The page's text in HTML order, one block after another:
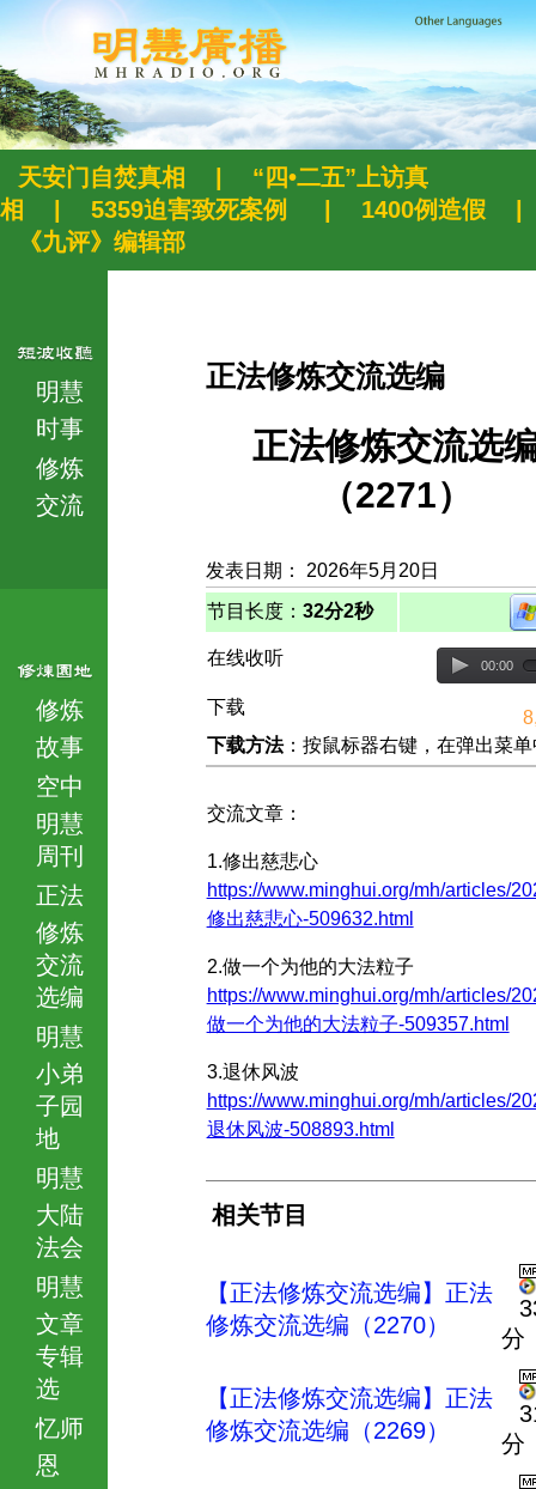
天安门自焚真相
“四•二五”上访真
相
5359迫害致死案例 1400例造假
《九评》编辑部
明慧
时事
修炼
交流
修炼
故事
空中
明慧
周刊
正法
修炼
交流
选编
明慧
小弟
子园
地
明慧
大陆
法会
明慧
文章
专辑
选
忆师
恩
正法修炼交流选编
正法修炼交流选
（2271）
发表日期： 2026年5月20日
节目长度： 32分2秒
在线收听 00:00
下载
下载方法：按鼠标器右键，在弹出菜
交流文章：
1.修出慈悲心
https://www.minghui.org/mh/articles/
修出慈悲心-509632.html
2.做一个为他的大法粒子
https://www.minghui.org/mh/articles/
做一个为他的大法粒子-509357.html
3.退休风波
https://www.minghui.org/mh/articles/
退休风波-508893.html
相关节目
【正法修炼交流选编】正法
修炼交流选编（2270）
分
【正法修炼交流选编】正法
修炼交流选编（2269）
分